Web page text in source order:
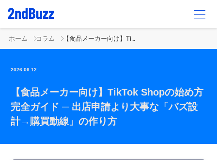
ホーム コラム 【食品メーカー向け】TikTok Shopの始め方 完全ガイド ─ 出店申請より大事な「バズ設計→購買動線」の作り方
2026.06.12
【食品メーカー向け】TikTok Shopの始め方
完全ガイド ─ 出店申請より大事な「バズ設
計→購買動線」の作り方